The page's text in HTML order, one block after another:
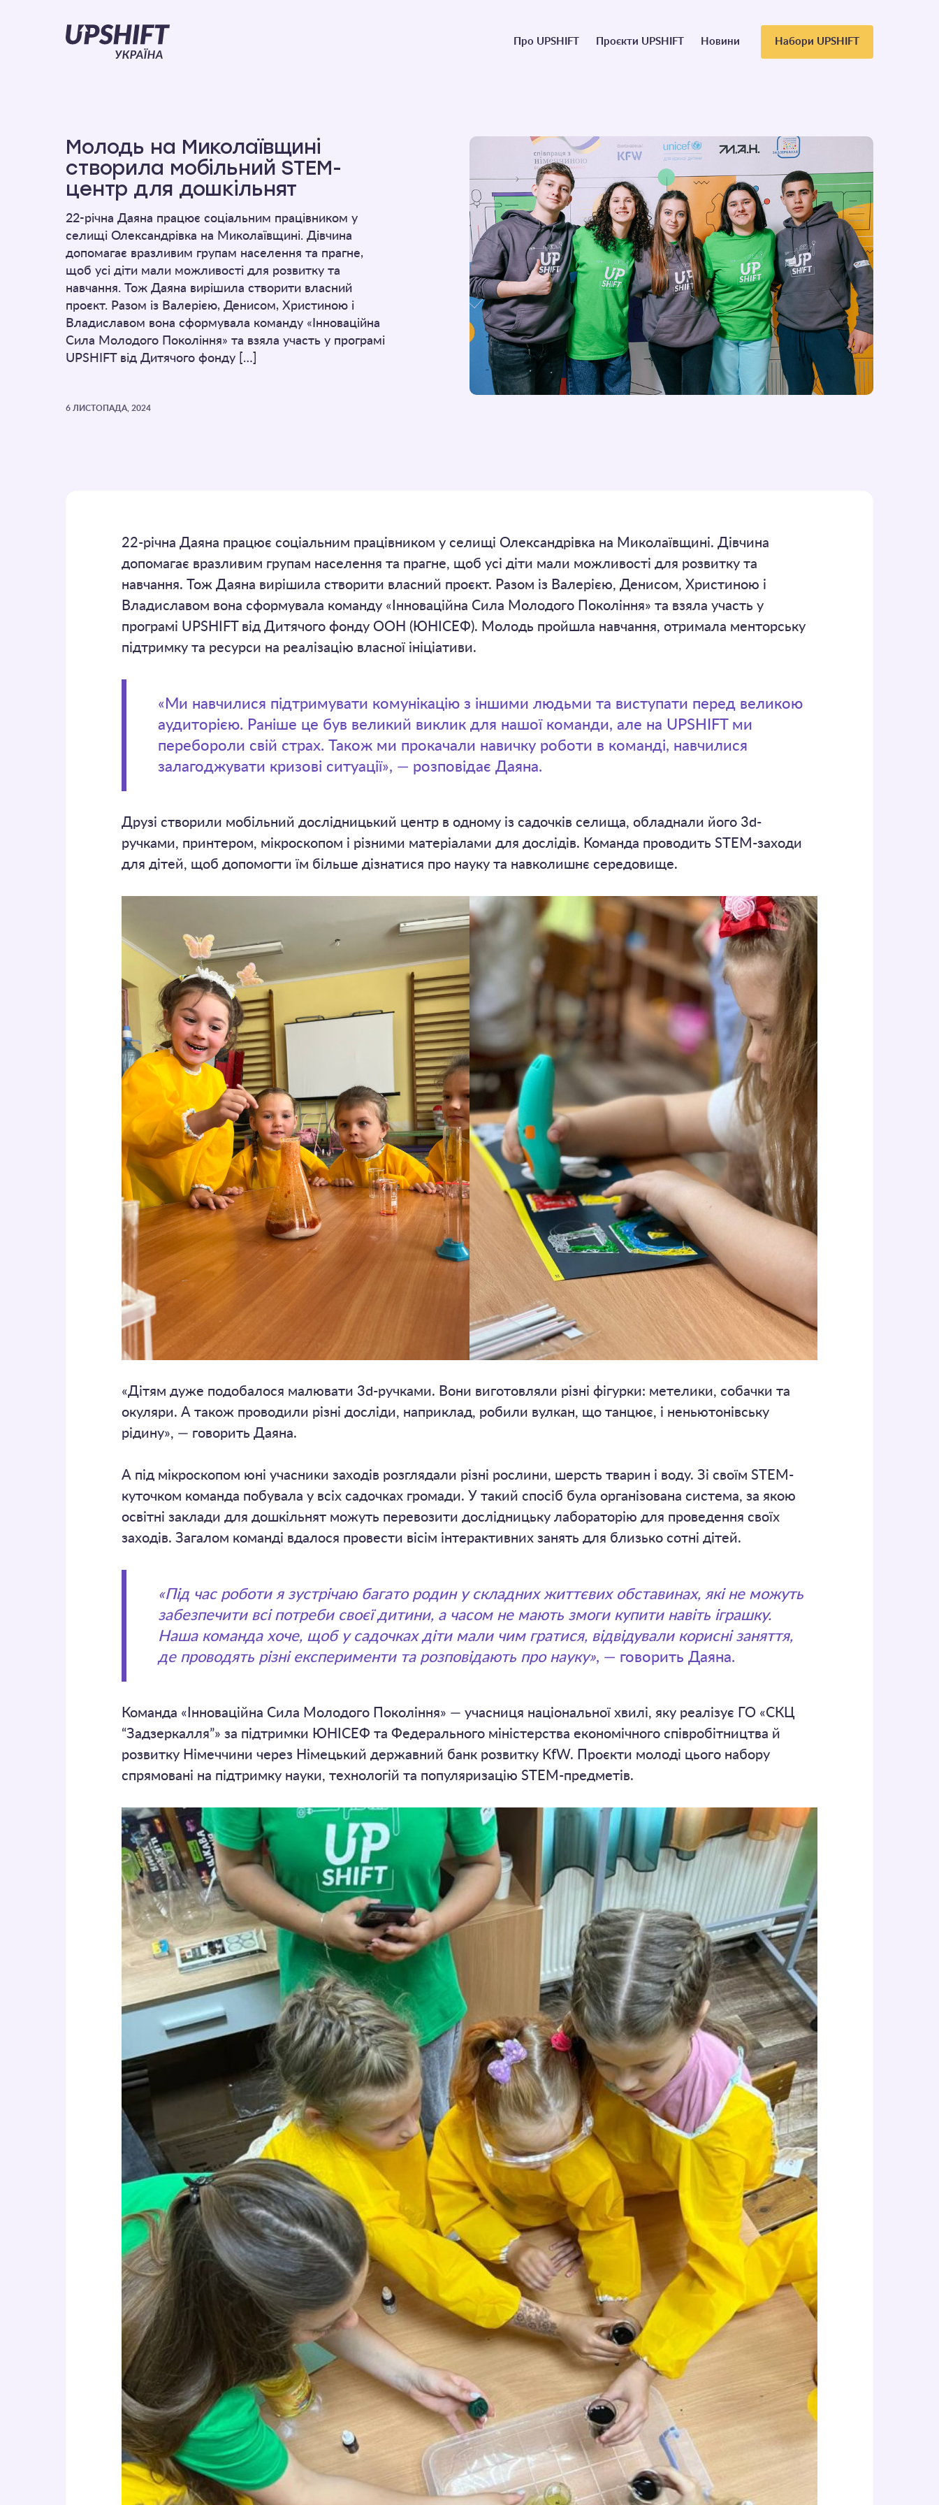
Upshift
Головне
Про UPSHIFT Проєкти UPSHIFT Новини Набори UPSHIFT
Молодь на Миколаївщині
створила мобільний STEM-
центр для дошкільнят
22-річна Даяна працює соціальним працівником у
селищі Олександрівка на Миколаївщині. Дівчина
допомагає вразливим групам населення та прагне,
щоб усі діти мали можливості для розвитку та
навчання. Тож Даяна вирішила створити власний
проєкт. Разом із Валерією, Денисом, Христиною і
Владиславом вона сформувала команду «Інноваційна
Сила Молодого Покоління» та взяла участь у програмі
UPSHIFT від Дитячого фонду […]
6 ЛИСТОПАДА, 2024
22-річна Даяна працює соціальним працівником у селищі Олександрівка на Миколаївщині. Дівчина
допомагає вразливим групам населення та прагне, щоб усі діти мали можливості для розвитку та
навчання. Тож Даяна вирішила створити власний проєкт. Разом із Валерією, Денисом, Христиною і
Владиславом вона сформувала команду «Інноваційна Сила Молодого Покоління» та взяла участь у
програмі UPSHIFT від Дитячого фонду ООН (ЮНІСЕФ). Молодь пройшла навчання, отримала менторську
підтримку та ресурси на реалізацію власної ініціативи.
«Ми навчилися підтримувати комунікацію з іншими людьми та виступати перед великою
аудиторією. Раніше це був великий виклик для нашої команди, але на UPSHIFT ми
перебороли свій страх. Також ми прокачали навичку роботи в команді, навчилися
залагоджувати кризові ситуації», — розповідає Даяна.
Друзі створили мобільний дослідницький центр в одному із садочків селища, обладнали його 3d-
ручками, принтером, мікроскопом і різними матеріалами для дослідів. Команда проводить STEM-заходи
для дітей, щоб допомогти їм більше дізнатися про науку та навколишнє середовище.
«Дітям дуже подобалося малювати 3d-ручками. Вони виготовляли різні фігурки: метелики, собачки та
окуляри. А також проводили різні досліди, наприклад, робили вулкан, що танцює, і неньютонівську
рідину», — говорить Даяна.
А під мікроскопом юні учасники заходів розглядали різні рослини, шерсть тварин і воду. Зі своїм STEM-
куточком команда побувала у всіх садочках громади. У такий спосіб була організована система, за якою
освітні заклади для дошкільнят можуть перевозити дослідницьку лабораторію для проведення своїх
заходів. Загалом команді вдалося провести вісім інтерактивних занять для близько сотні дітей.
«Під час роботи я зустрічаю багато родин у складних життєвих обставинах, які не можуть
забезпечити всі потреби своєї дитини, а часом не мають змоги купити навіть іграшку.
Наша команда хоче, щоб у садочках діти мали чим гратися, відвідували корисні заняття,
де проводять різні експерименти та розповідають про науку», — говорить Даяна.
Команда «Інноваційна Сила Молодого Покоління» — учасниця національної хвилі, яку реалізує ГО «СКЦ
“Задзеркалля”» за підтримки ЮНІСЕФ та Федерального міністерства економічного співробітництва й
розвитку Німеччини через Німецький державний банк розвитку KfW. Проєкти молоді цього набору
спрямовані на підтримку науки, технологій та популяризацію STEM-предметів.